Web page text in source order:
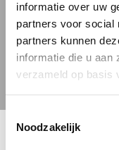
informatie over uw
partners voor social
partners kunnen
informatie die u aan
verzameld op basis
Toestemmingsselectie
Noodzakelijk
DE 2
TUSSJE
STOUT 🍺